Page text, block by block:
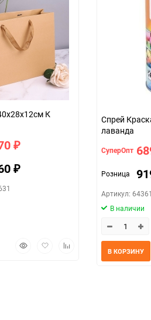
К
₽
₽
БыстрыйДобавитьДобавить
Спрей
лаванда
СуперОпт
Розница
Артикул:
В наличии
В КОРЗИНУ